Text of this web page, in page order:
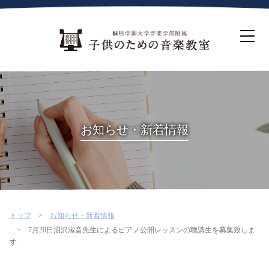
ホーム
生徒募集について
教室案内
コース紹介
概要・沿革
桐朋を選ぶ理由
インタビュー・コラム
イベント
よくある質問
お知らせ・新着情報
トップ
お知らせ・新着情報
7月20日沼沢淑音先生によるピアノ公開レッスンの聴講生を募集致しま
す